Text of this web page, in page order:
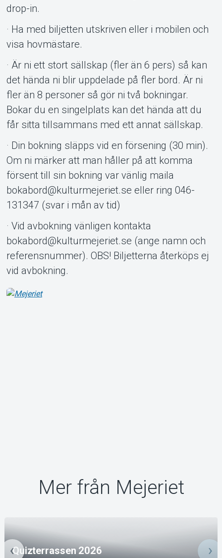
drop-in.
· Ha med biljetten utskriven eller i mobilen och
visa hovmästare.
· Är ni ett stort sällskap (fler än 6 pers) så kan
det hända ni blir uppdelade på fler bord. Är ni
fler än 8 personer så gör ni två bokningar.
Bokar du en singelplats kan det hända att du
får sitta tillsammans med ett annat sällskap.
· Din bokning släpps vid en försening (30 min).
Om ni märker att man håller på att komma
försent till sin bokning var vänlig maila
bokabord@kulturmejeriet.se eller ring 046-
131347 (svar i mån av tid)
· Vid avbokning vänligen kontakta
bokabord@kulturmejeriet.se (ange namn och
referensnummer). OBS! Biljetterna återköps ej
vid avbokning.
Mer från Mejeriet
Quizterrassen 2026